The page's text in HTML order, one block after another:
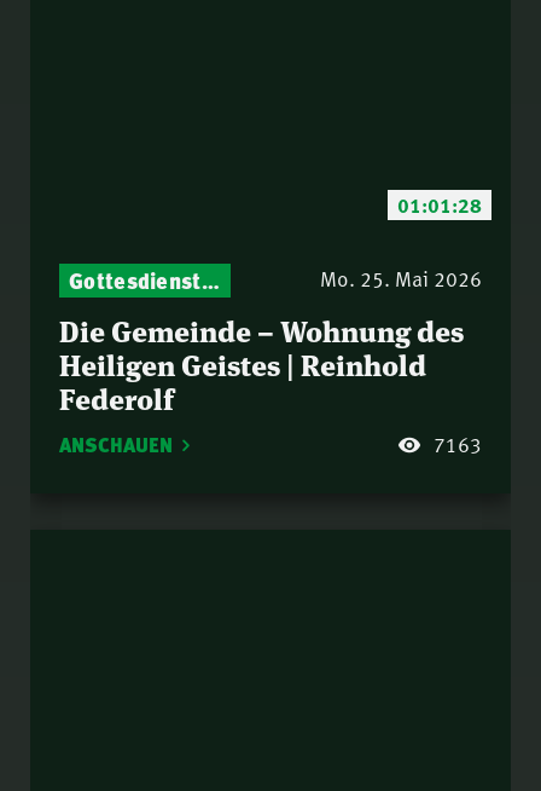
01:01:28
Gottesdienst-Botschaften – Jeden Sonntag neu: Aktuelle Predigten vom Mitternachtsruf Mo. 25. Mai 2026
Die Gemeinde – Wohnung des
Heiligen Geistes | Reinhold
Federolf
ANSCHAUEN 7163